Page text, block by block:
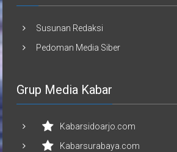
Susunan Redaksi
Pedoman Media Siber
Grup Media Kabar
Kabarsidoarjo.com
Kabarsurabaya.com